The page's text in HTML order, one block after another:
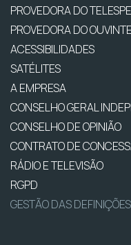
PROVEDORA DO
PROVEDORA DO
ACESSIBILIDADES
SATÉLITES
A EMPRESA
CONSELHO GERAL
CONSELHO DE OPINIÃO
CONTRATO DE
RÁDIO E TELEVISÃO
RGPD
GESTÃO DAS